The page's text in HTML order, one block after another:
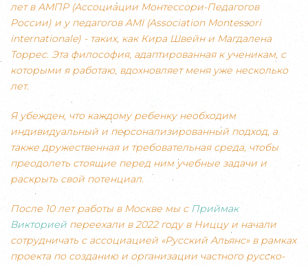
лет в АМПР (Ассоциации Монтессори-Педагогов
России) и у педагогов AMI (Association Montessori
internationale) - таких, как Кира Швейн и Магдалена
Торрес. Эта философия, адаптированная к ученикам, с
которыми я работаю, вдохновляет меня уже несколько
лет.
Я убежден, что каждому ребенку необходим
индивидуальный и персонализированный подход, а
также дружественная и требовательная среда, чтобы
преодолеть стоящие перед ним учебные задачи и
раскрыть свой потенциал.
После 10 лет работы в Москве мы с Приймак
Викторией переехали в 2022 году в Ниццу и начали
сотрудничать с ассоциацией «Русский Альянс» в рамках
проекта по созданию и организации частного русско-